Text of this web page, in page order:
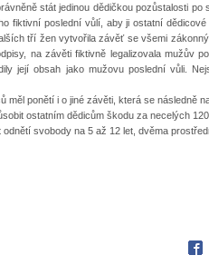
stát jedinou dědičkou pozůstalosti
fiktivní poslední vůlí, aby ji ostatní
tří žen vytvořila závěť se všemi
na závěti fiktivně legalizovala mužův
její obsah jako mužovu poslední vůli.
měl ponětí i o jiné závěti, která se následně
ostatním dědicům škodu za necelých
svobody na 5 až 12 let, dvěma